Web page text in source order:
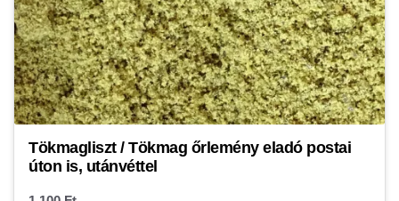
Tökmagliszt / Tökmag őrlemény eladó postai
úton is, utánvéttel